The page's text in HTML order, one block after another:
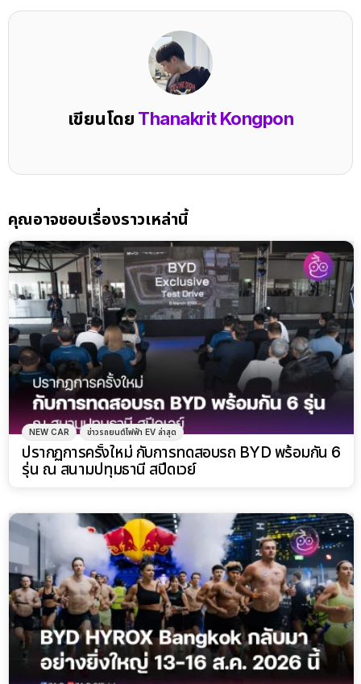
เขียนโดย Thanakrit Kongpon
คุณอาจชอบเรื่องราวเหล่านี้
NEW CAR ข่าวรถยนต์ไฟฟ้า EV ล่าสุด
ปรากฏการครั้งใหม่ กับการทดสอบรถ BYD พร้อมกัน 6
รุ่น ณ สนามปทุมธานี สปีดเวย์